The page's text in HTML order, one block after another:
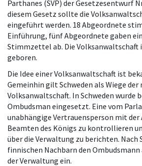
Parthanes (SVP) der Gesetzesentwurf
diesem Gesetz sollte die
eingeführt werden. 18 Abgeordnete
Einführung, fünf Abgeordnete gaben
Stimmzettel ab. Die Volksanwaltschaft
geboren.
Die Idee einer Volksanwaltschaft ist
Gemeinhin gilt Schweden als Wiege der
Volksanwaltschaft. In Schweden wurde
Ombudsman eingesetzt. Eine vom
unabhängige Vertrauensperson mit der
Beamten des Königs zu kontrollieren
über die Verwaltung zu berichten. Nach
finnischen Nachbarn den
der Verwaltung ein.